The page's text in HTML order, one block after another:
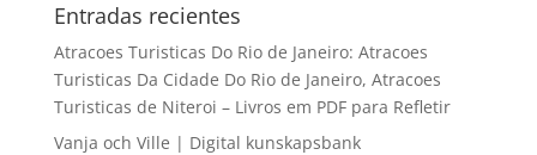
Entradas recientes
Atracoes Turisticas Do Rio de Janeiro: Atracoes
Turisticas Da Cidade Do Rio de Janeiro, Atracoes
Turisticas de Niteroi – Livros em PDF para Refletir
Vanja och Ville | Digital kunskapsbank